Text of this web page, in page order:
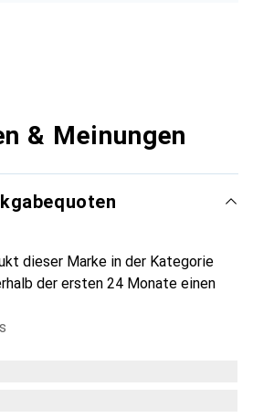
& Meinungen
dieser Marke in der Kategorie
der ersten 24 Monate einen